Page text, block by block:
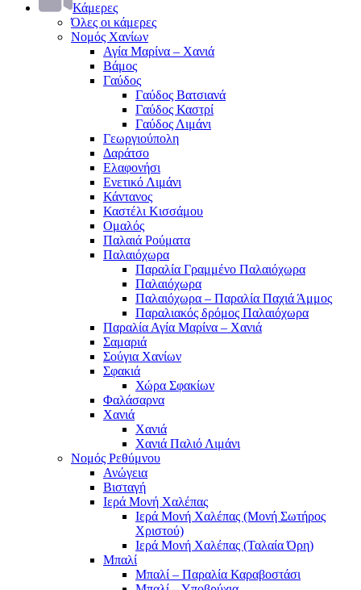
Κάμερες
Όλες οι κάμερες
Νομός Χανίων
Αγία Μαρίνα – Χανιά
Βάμος
Γαύδος
Γαύδος Βατσιανά
Γαύδος Καστρί
Γαύδος Λιμάνι
Γεωργιούπολη
Δαράτσο
Ελαφονήσι
Ενετικό Λιμάνι
Κάντανος
Καστέλι Κισσάμου
Ομαλός
Παλαιά Ρούματα
Παλαιόχωρα
Παραλία Γραμμένο Παλαιόχωρα
Παλαιόχωρα
Παλαιόχωρα – Παραλία Παχιά Άμμος
Παραλιακός δρόμος Παλαιόχωρα
Παραλία Αγία Μαρίνα – Χανιά
Σαμαριά
Σούγια Χανίων
Σφακιά
Χώρα Σφακίων
Φαλάσαρνα
Χανιά
Χανιά
Χανιά Παλιό Λιμάνι
Νομός Ρεθύμνου
Ανώγεια
Βισταγή
Ιερά Μονή Χαλέπας
Ιερά Μονή Χαλέπας (Μονή Σωτήρος
Χριστού)
Ιερά Μονή Χαλέπας (Ταλαία Όρη)
Μπαλί
Μπαλί – Παραλία Καραβοστάσι